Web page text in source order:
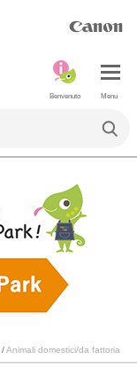
Menu
Benvenuto
/Animali domestici/da fattoria